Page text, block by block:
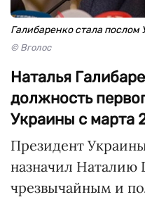
Галибаренко стала
© Вголос
Наталья
должность
Украины с марта
Президент
назначил Наталию
чрезвычайным и